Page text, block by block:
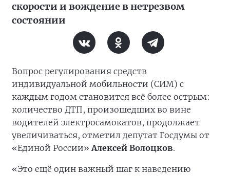
скорости и вождение в нетрезвом
состоянии
Вопрос регулирования средств
индивидуальной мобильности (СИМ) с
каждым годом становится всё более острым:
количество ДТП, произошедших во вине
водителей электросамокатов, продолжает
увеличиваться, отметил депутат Госдумы от
«Единой России»Алексей Волоцков.
«Это ещё один важный шаг к наведению